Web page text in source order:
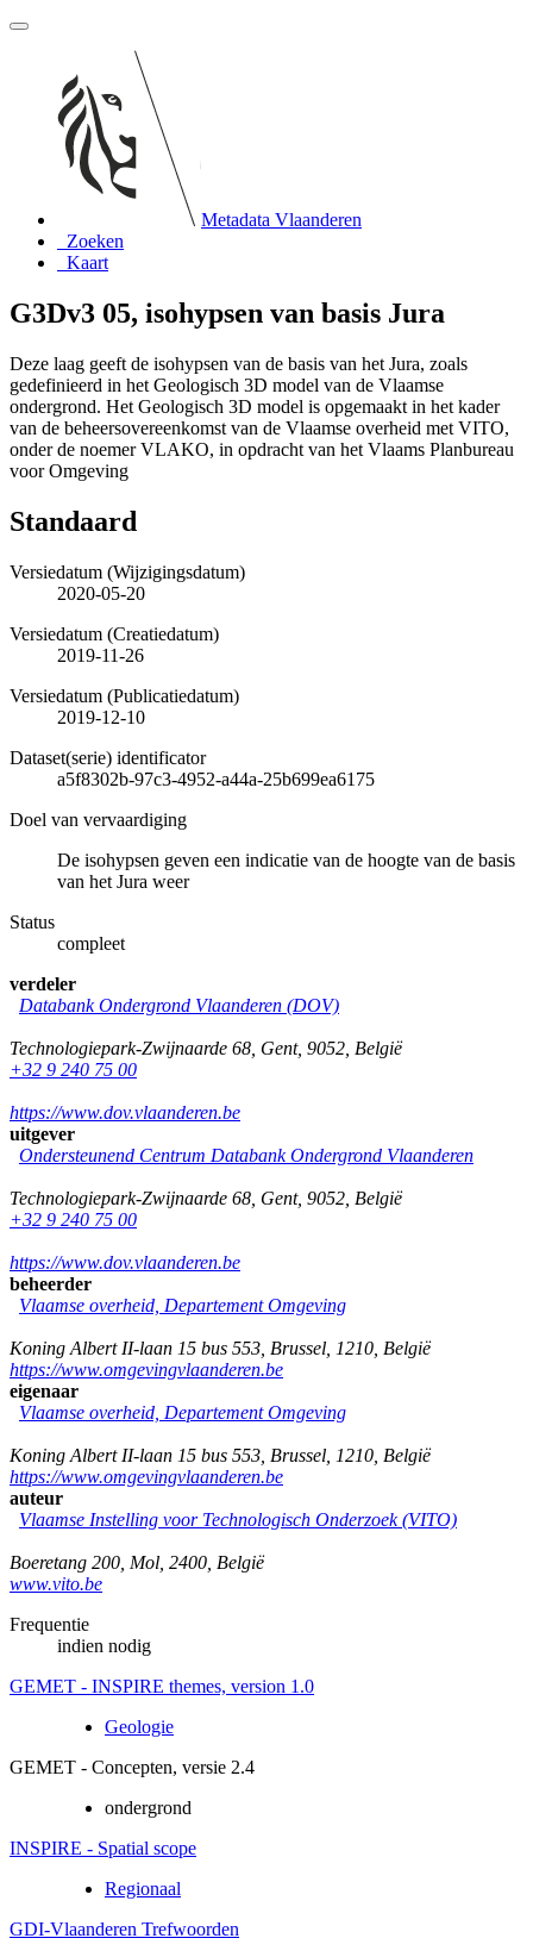
Metadata Vlaanderen
Zoeken
Kaart
G3Dv3 05, isohypsen van basis Jura
Deze laag geeft de isohypsen van de basis van het Jura, zoals
gedefinieerd in het Geologisch 3D model van de Vlaamse
ondergrond. Het Geologisch 3D model is opgemaakt in het kader
van de beheersovereenkomst van de Vlaamse overheid met VITO,
onder de noemer VLAKO, in opdracht van het Vlaams Planbureau
voor Omgeving
Standaard
Versiedatum (Wijzigingsdatum)
2020-05-20
Versiedatum (Creatiedatum)
2019-11-26
Versiedatum (Publicatiedatum)
2019-12-10
Dataset(serie) identificator
a5f8302b-97c3-4952-a44a-25b699ea6175
Doel van vervaardiging
De isohypsen geven een indicatie van de hoogte van de basis
van het Jura weer
Status
compleet
verdeler
Databank Ondergrond Vlaanderen (DOV)
Technologiepark-Zwijnaarde 68 Gent, 9052 België
+32 9 240 75 00
https://www.dov.vlaanderen.be
uitgever
Ondersteunend Centrum Databank Ondergrond Vlaanderen
Technologiepark-Zwijnaarde 68 Gent, 9052 België
+32 9 240 75 00
https://www.dov.vlaanderen.be
beheerder
Vlaamse overheid, Departement Omgeving
Koning Albert II-laan 15 bus 553 Brussel 1210 België
https://www.omgevingvlaanderen.be
eigenaar
Vlaamse overheid, Departement Omgeving
Koning Albert II-laan 15 bus 553 Brussel 1210 België
https://www.omgevingvlaanderen.be
auteur
Vlaamse Instelling voor Technologisch Onderzoek (VITO)
Boeretang 200 Mol 2400 België
www.vito.be
Frequentie
indien nodig
GEMET - INSPIRE themes, version 1.0
Geologie
GEMET - Concepten, versie 2.4
ondergrond
INSPIRE - Spatial scope
Regionaal
GDI-Vlaanderen Trefwoorden